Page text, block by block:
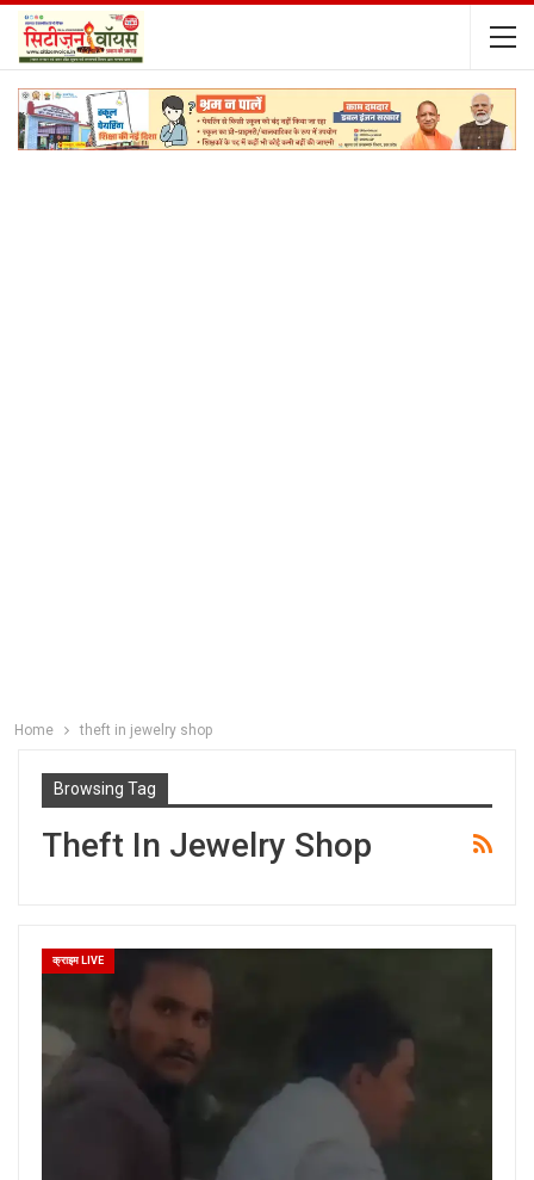
Home theft in jewelry shop
Browsing Tag
Theft In Jewelry Shop
क्राइम LIVE